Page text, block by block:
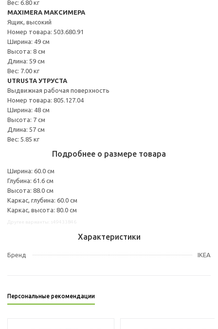
Вес: 6.80 кг
MAXIMERA МАКСИМЕРА
Ящик, высокий
Номер товара: 503.680.91
Ширина: 49 см
Высота: 8 см
Длина: 59 см
Вес: 7.00 кг
UTRUSTA УТРУСТА
Выдвижная рабочая поверхность
Номер товара: 805.127.04
Ширина: 48 см
Высота: 7 см
Длина: 57 см
Вес: 5.85 кг
Подробнее о размере товара
Ширина: 60.0 см
Глубина: 61.6 см
Высота: 88.0 см
Каркас, глубина: 60.0 см
Каркас, высота: 80.0 см
Характеристики
Бренд IKEA
Персональные рекомендации